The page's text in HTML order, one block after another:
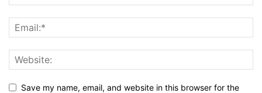
Save my name, email, and website in this browser for the